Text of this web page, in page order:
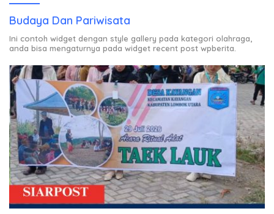
Budaya Dan Pariwisata
Ini contoh widget dengan style gallery pada kategori olahraga,
anda bisa mengaturnya pada widget recent post wpberita.